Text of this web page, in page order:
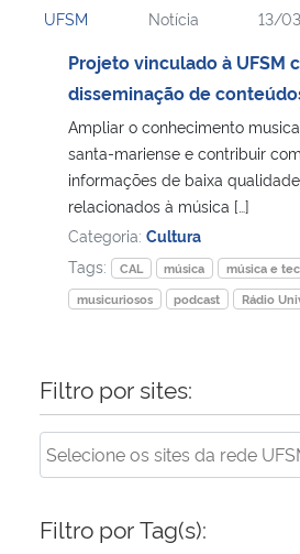
Ministério da Cidadania
Ministério da Saúde
Ministério de Minas e Energia
Ministério da Ciência, Tecnologia, Inovações e
Ministério do Meio Ambiente
Ministério do Turismo
Secretaria-Geral
UFSM Notícia 13/
Projeto vinculado à UFSM
disseminação de
Ampliar o conhecimento
santa-mariense e contribuir
informações de baixa
relacionados à música […]
Categoria: Cultura
Tags:
CAL música
música e
musicuriosos
podcast Rádio
Filtro por sites:
Filtro por Tag(s):